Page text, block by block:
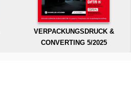
VERPACKUNGSDRUCK &
CONVERTING 5/2025